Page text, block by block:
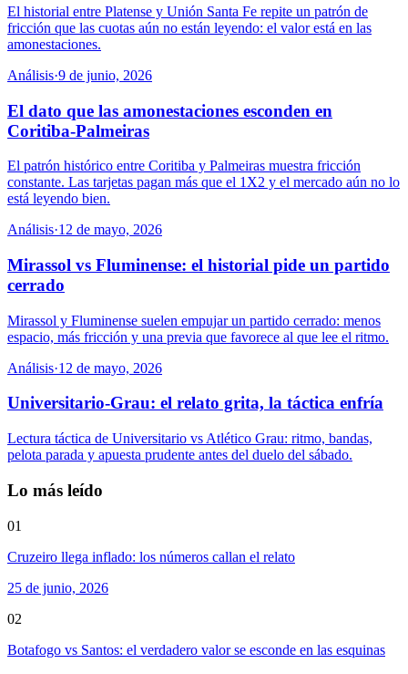
El historial entre Platense y Unión Santa Fe repite un patrón de
fricción que las cuotas aún no están leyendo: el valor está en las
amonestaciones.
Análisis·9 de junio, 2026
El dato que las amonestaciones esconden en
Coritiba-Palmeiras
El patrón histórico entre Coritiba y Palmeiras muestra fricción
constante. Las tarjetas pagan más que el 1X2 y el mercado aún no lo
está leyendo bien.
Análisis·12 de mayo, 2026
Mirassol vs Fluminense: el historial pide un partido
cerrado
Mirassol y Fluminense suelen empujar un partido cerrado: menos
espacio, más fricción y una previa que favorece al que lee el ritmo.
Análisis·12 de mayo, 2026
Universitario-Grau: el relato grita, la táctica enfría
Lectura táctica de Universitario vs Atlético Grau: ritmo, bandas,
pelota parada y apuesta prudente antes del duelo del sábado.
Lo más leído
01
Cruzeiro llega inflado: los números callan el relato
25 de junio, 2026
02
Botafogo vs Santos: el verdadero valor se esconde en las esquinas